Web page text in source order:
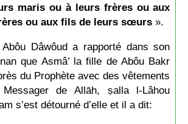
maris ou à leurs frères ou aux
ou aux fils de leurs sœurs».
Dâwôud a rapporté dans son
que Asmâ’ la fille de Abôu Bakr
du Prophète avec des vêtements
de Allāh, ṣalla l-Lâhou
s’est détourné d’elle et il a dit: